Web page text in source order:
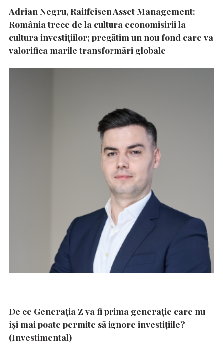
Adrian Negru, Raiffeisen Asset Management:
România trece de la cultura economisirii la
cultura investițiilor; pregătim un nou fond care va
valorifica marile transformări globale
De ce Generația Z va fi prima generație care nu
își mai poate permite să ignore investițiile?
(Investimental)